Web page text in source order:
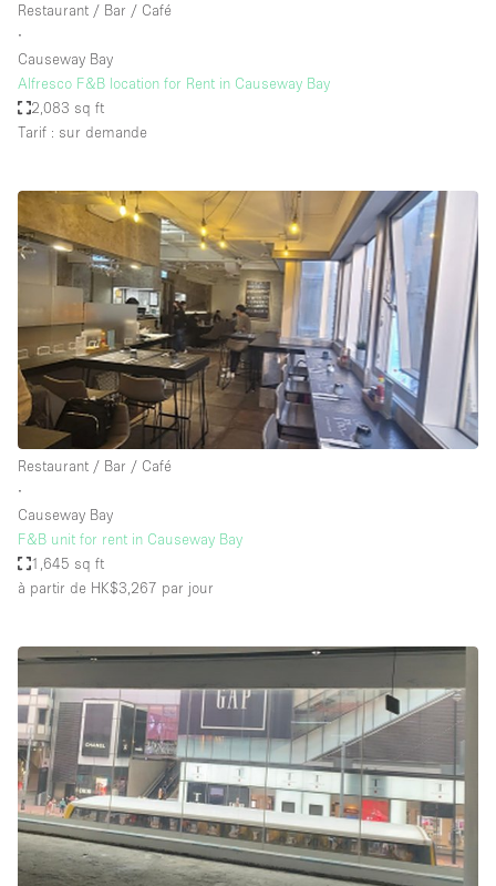
Restaurant / Bar / Café
∙
Causeway Bay
Alfresco F&B location for Rent in Causeway Bay
2,083 sq ft
Tarif : sur demande
Restaurant / Bar / Café
∙
Causeway Bay
F&B unit for rent in Causeway Bay
1,645 sq ft
à partir de HK$3,267 par jour